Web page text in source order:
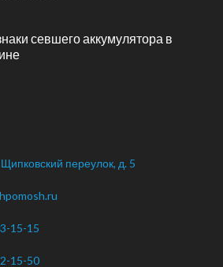
севшего аккумулятора в
переулок, д. 5
15-15
15-50